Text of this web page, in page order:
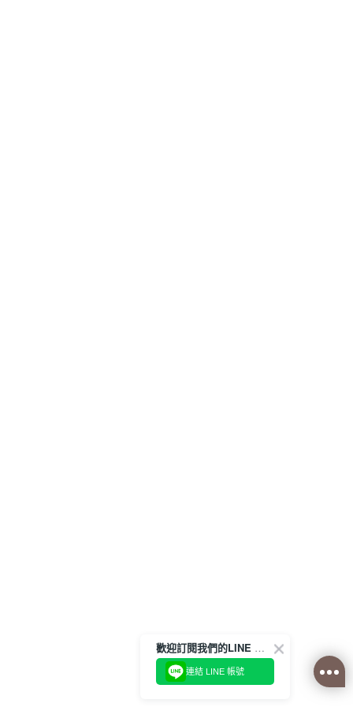
歡迎訂閱我們的LINE 官方帳號
連結 LINE 帳號